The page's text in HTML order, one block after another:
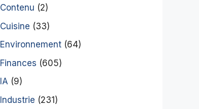
Contenu (2)
Cuisine (33)
Environnement (64)
Finances (605)
IA (9)
Industrie (231)